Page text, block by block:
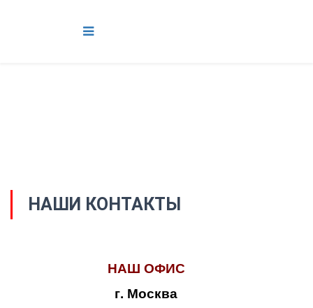
НАШИ КОНТАКТЫ
НАШ ОФИС
г. Москва